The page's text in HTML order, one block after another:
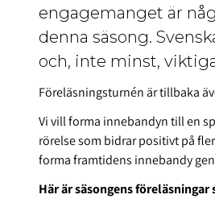
engagemanget är
denna säsong.
och, inte minst,
Föreläsningsturnén är tillbaka
Vi vill forma innebandyn till en
rörelse som bidrar positivt på
forma framtidens innebandy
Här är säsongens föreläsningar